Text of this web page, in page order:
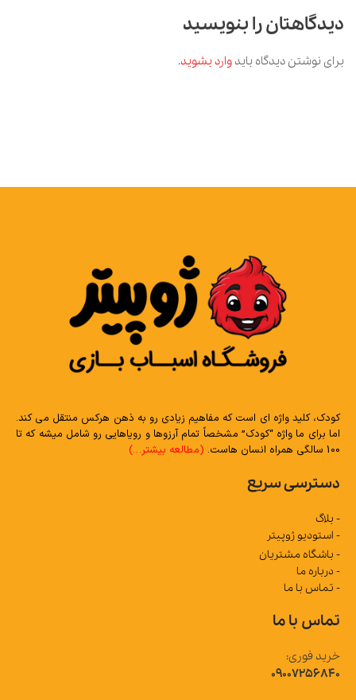
دیدگاهتان را بنویسید
برای نوشتن دیدگاه باید وارد بشوید.
کودک، کلید واژه ای است که مفاهیم زیادی رو به ذهن هرکس منتقل می کند.
اما برای ما واژه “کودک” مشخصاً تمام آرزوها و رویاهایی رو شامل میشه که تا
100 سالگی همراه انسان هاست.
(مطالعه بیشتر…)
دسترسی سریع
- بلاگ
- استودیو ژوپیتر
- باشگاه مشتریان
- درباره ما
- تماس با ما
تماس با ما
خرید فوری:
09007256840